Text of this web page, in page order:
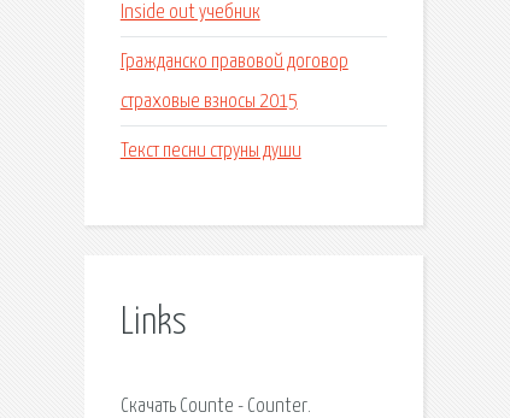
Inside out учебник
Гражданско правовой договор
страховые взносы 2015
Текст песни струны души
Links
Скачать Counte - Counter.